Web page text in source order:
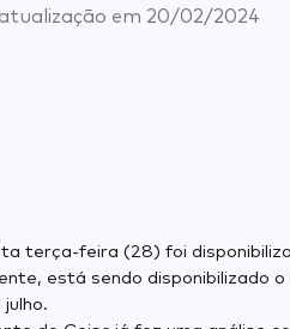
em 20/02/2024
terça-feira (28) foi
está sendo disponibilizado